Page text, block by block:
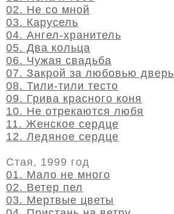
02. Не со мной
03. Карусель
04. Ангел-хранитель
05. Два кольца
06. Чужая свадьба
07. Закрой за любовью дверь
08. Тили-тили тесто
09. Грива красного коня
10. Не отрекаются любя
11. Женское сердце
12. Ледяное сердце
Стая, 1999 год
01. Мало не много
02. Ветер пел
03. Мертвые цветы